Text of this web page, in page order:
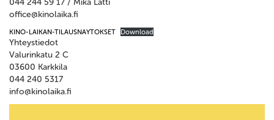
office@kinolaika.fi
KINO-LAIKAN-TILAUSNAYTOKSET Download
Yhteystiedot
Valurinkatu 2 C
03600 Karkkila
044 240 5317
info@kinolaika.fi